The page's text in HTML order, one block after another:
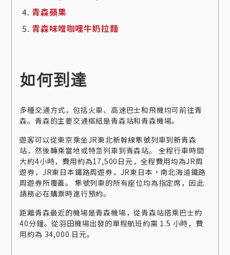
青森蘋果
青森味噌咖哩牛奶拉麵
如何到達
多種交通方式，包括火車、高速巴士和飛機均可前往青
森。青森的主要交通樞紐是青森站和青森機場。
遊客可以從東京乘坐JR東北新幹線隼號列車到新青森
站，然後轉乘當地或特急列車到青森站。 全程行車時間
大約4小時，費用約為17,500日元，全程費用均為JR周
遊券，JR東日本鐵路周遊券，JR東日本・南北海道鐵路
周遊券所覆蓋。 隼號列車的所有座位均為指定席，因此
請務必在購票時進行預約。
距離青森最近的機場是青森機場，從青森站搭乘巴士約
40分鐘。從羽田機場出發的單程航班約需 1.5 小時，費
用約為 34,000 日元。